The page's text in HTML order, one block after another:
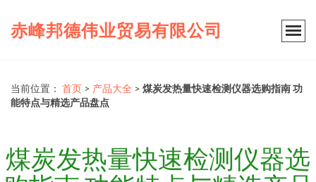
赤峰邦德伟业贸易有限公司
当前位置： 首页 > 产品大全 > 煤炭发热量快速检测仪器选购指南 功
能特点与精选产品盘点
煤炭发热量快速检测仪器选